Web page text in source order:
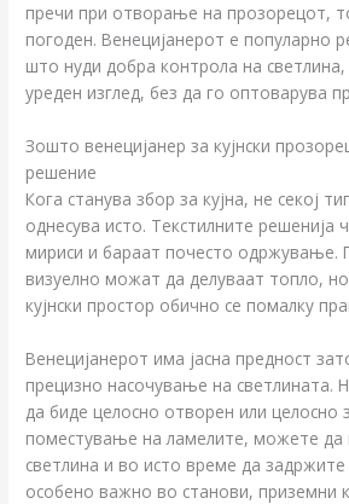
пречи при отворање на прозорецот,
погоден. Венецијанерот е популарно
што нуди добра контрола на
уреден изглед, без да го оптоварува
Зошто венецијанер за кујнски
решение
Кога станува збор за кујна, не секој
однесува исто. Текстилните решенија
мириси и бараат почесто одржување.
визуелно можат да делуваат топло,
кујнски простор обично се помалку
Венецијанерот има јасна предност
прецизно насочување на светлината.
да биде целосно отворен или целосно
поместување на ламелите, можете да
светлина и во исто време да
особено важно во станови, приземни